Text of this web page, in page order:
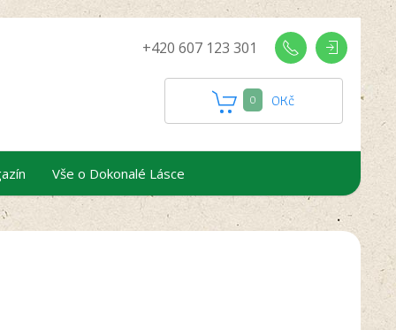
+420 607 123 301
0 0Kč
Vše o Dokonalé Lásce